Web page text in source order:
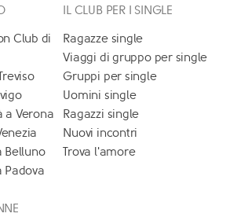
Club di
a Verona
Belluno
Padova
IL CLUB PER I SINGLE
Ragazze single
Viaggi di gruppo per single
Gruppi per single
Uomini single
Ragazzi single
Nuovi incontri
Trova l'amore